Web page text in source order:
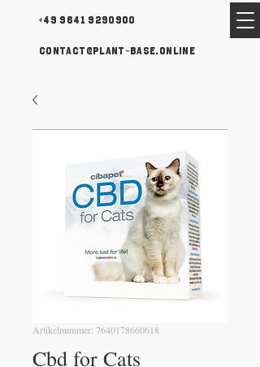
+49 9641 9290900
contact@plant-base.online
Artikelnummer: 7640178660618
Cbd for Cats